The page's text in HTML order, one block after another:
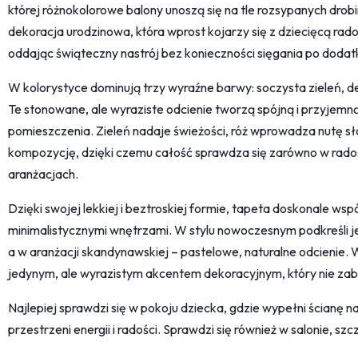
której różnokolorowe balony unoszą się na tle rozsypanych
dekoracja urodzinowa, która wprost kojarzy się z dziecięcą
oddając świąteczny nastrój bez konieczności sięgania po
W kolorystyce dominują trzy wyraźne barwy: soczysta zieleń,
Te stonowane, ale wyraziste odcienie tworzą spójną i
pomieszczenia. Zieleń nadaje świeżości, róż wprowadza nutę
kompozycję, dzięki czemu całość sprawdza się zarówno w
aranżacjach.
Dzięki swojej lekkiej i beztroskiej formie, tapeta doskonale
minimalistycznymi wnętrzami. W stylu nowoczesnym podkreśli
a w aranżacji skandynawskiej – pastelowe, naturalne odcienie.
jedynym, ale wyrazistym akcentem dekoracyjnym, który nie
Najlepiej sprawdzi się w pokoju dziecka, gdzie wypełni ścianę
przestrzeni energii i radości. Sprawdzi się również w salonie,